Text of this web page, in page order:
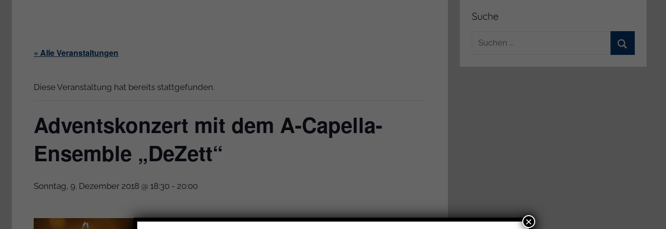
« Alle Veranstaltungen
Diese Veranstaltung hat bereits stattgefunden.
Adventskonzert mit dem A-Capella-
Ensemble „DeZett“
Sonntag, 9. Dezember 2018 @ 18:30 - 20:00
Suche
Suchen
×